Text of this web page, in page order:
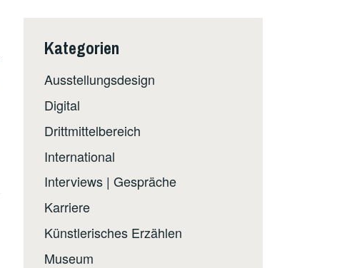
Kategorien
Ausstellungsdesign
Digital
Drittmittelbereich
International
Interviews | Gespräche
Karriere
Künstlerisches Erzählen
Museum